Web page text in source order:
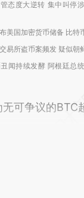
态度大逆转 集中叫停
美国加密货币储备 比特
易所盗币案频发 疑似朝
闻持续发酵 阿根廷总
无可争议的BTC